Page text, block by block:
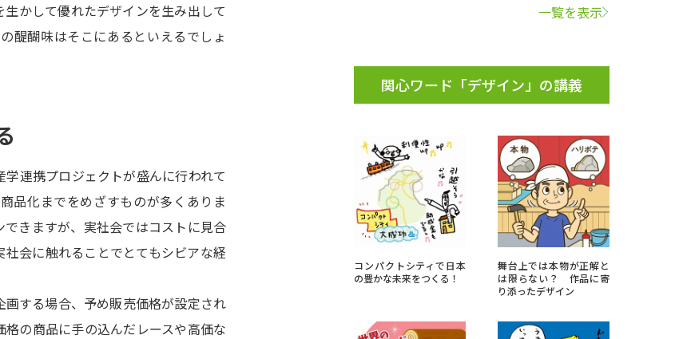
新増設大学・学部・学科特集
新学年スタート号特集ページ（高3生用）
オープンキャンパスなどを調べる
オープンキャンパス検索
実施プログラムから探す
来場型・Web型イベント特集
受験準備 資料検索
かして優れたデザインを生み出して
醍醐味はそこにあるといえるでしょ
連携プロジェクトが盛んに行われて
品化までをめざすものが多くありま
きますが、実社会ではコストに見合
会に触れることでとてもシビアな経
する場合、予め販売価格が設定され
の商品に手の込んだレースや高価な
一覧を表示
関心ワード「デザイン」の講義
コンパクトシティで日本
の豊かな未来をつくる！
舞台上では本物が正解と
は限らない？ 作品に寄
り添ったデザイン